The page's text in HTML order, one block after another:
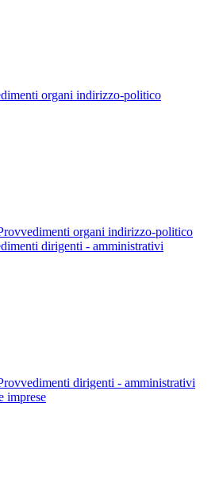
organi indirizzo-politico
organi indirizzo-politico
dirigenti - amministrativi
dirigenti - amministrativi
imprese